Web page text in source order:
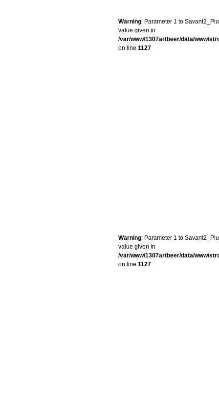
Warning: Parameter 1 to
value given in
/var/www/1307artbeer/data/www/
on line 1127
Warning: Parameter 1 to
value given in
/var/www/1307artbeer/data/www/
on line 1127